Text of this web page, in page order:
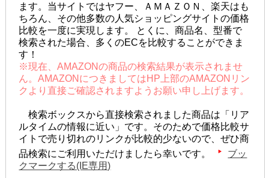
ます。当サイトではヤフー、ＡＭＡＺＯＮ、楽天はも
ちろん、その他多数の人気ショッピングサイトの価格
比較を一度に実現します。 とくに、商品名、型番で
検索された場合、多くのECを比較することができま
す！
※現在、AMAZONの商品の検索結果が表示されませ
ん。AMAZONにつきましてはHP上部のAMAZONリン
クより直接ご確認されますようお願い申し上げます。
検索ボックスから直接検索されました商品は「リア
ルタイムの情報に近い」です。そのためで価格比較サ
イトで売り切れのリンクが比較的少ないので、ぜひ商
品検索にご利用いただけましたら幸いです。
ブッ
クマークする(IE専用)